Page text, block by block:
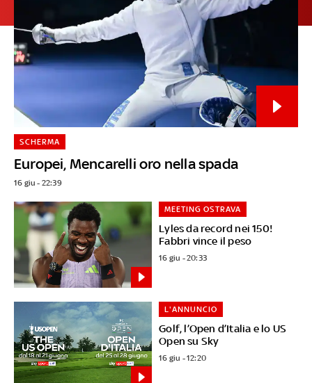
Europei, Mencarelli oro nella spada
SCHERMA
16 giu - 22:39
Lyles da record nei 150!
Fabbri vince il peso
MEETING OSTRAVA
16 giu - 20:33
Golf, l’Open d’Italia e lo US
Open su Sky
L'ANNUNCIO
16 giu - 12:20